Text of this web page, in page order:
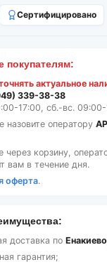
Сертифицировано
покупателям:
актуальное
339-38-38
17:00, сб.-вс.
назовите оператору
через корзину,
вам в течение дня.
оферта.
доставка по Енакиево
гарантия;